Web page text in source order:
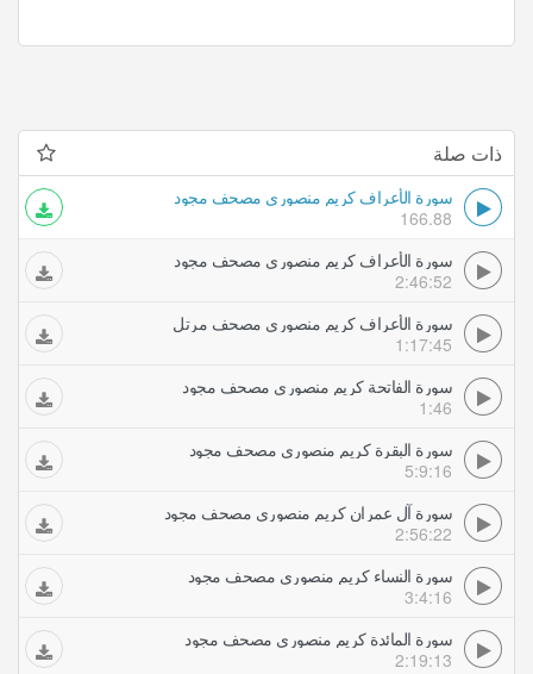
ذات صلة
سورة الأعراف كريم منصوري مصحف مجود
166.88
سورة الأعراف كريم منصوري مصحف مجود
2:46:52
سورة الأعراف كريم منصوري مصحف مرتل
1:17:45
سورة الفاتحة كريم منصوري مصحف مجود
1:46
سورة البقرة كريم منصوري مصحف مجود
5:9:16
سورة آل عمران كريم منصوري مصحف مجود
2:56:22
سورة النساء كريم منصوري مصحف مجود
3:4:16
سورة المائدة كريم منصوري مصحف مجود
2:19:13